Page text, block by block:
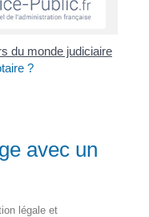
du monde judiciaire
?
avec un
légale et